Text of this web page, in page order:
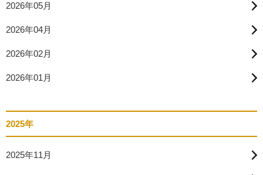
2026年05月
2026年04月
2026年02月
2026年01月
2025年
2025年11月